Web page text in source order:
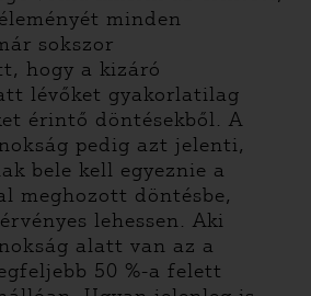
minden
sokszor
hogy a kizáró
lévőket gyakorlatilag
érintő döntésekből. A
pedig azt jelenti,
bele kell egyeznie a
meghozott döntésbe,
lehessen. Aki
alatt van az a
50 %-a felett